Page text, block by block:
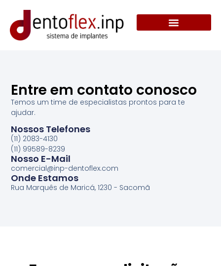
Entre em contato conosco
Temos um time de especialistas prontos para te
ajudar.
Nossos Telefones
(11) 2083-4130
(11) 99589-8239
Nosso E-Mail
comercial@inp-dentoflex.com
Onde Estamos
Rua Marquês de Maricá, 1230 - Sacomã